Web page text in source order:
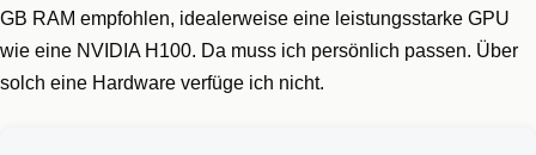
GB RAM empfohlen, idealerweise eine leistungsstarke GPU
wie eine NVIDIA H100. Da muss ich persönlich passen. Über
solch eine Hardware verfüge ich nicht.